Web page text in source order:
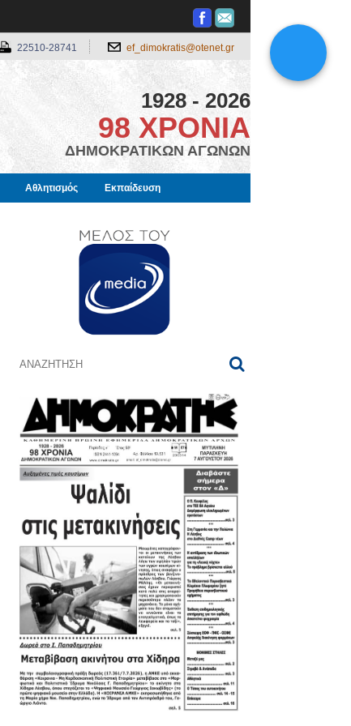
22510-28741 ef_dimokratis@otenet.gr
1928 - 2026
98 ΧΡΟΝΙΑ
ΔΗΜΟΚΡΑΤΙΚΩΝ ΑΓΩΝΩΝ
Αθλητισμός Εκπαίδευση